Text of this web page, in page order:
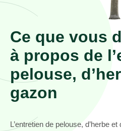
Ce que vous
à propos de
pelouse,
gazon
L’entretien de pelouse, d’herbe